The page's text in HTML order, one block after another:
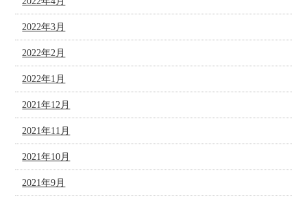
2022年3月
2022年2月
2022年1月
2021年12月
2021年11月
2021年10月
2021年9月